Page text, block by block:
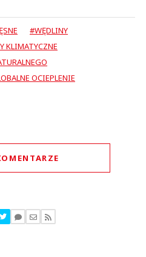
#WĘDLINY
KLIMATYCZNE
OCIEPLENIE
komentarzy
komentarze